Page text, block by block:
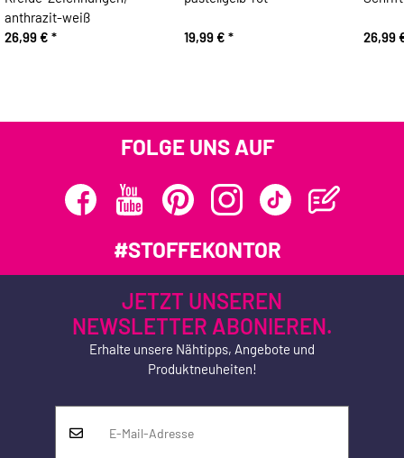
anthrazit-weiß
26,99 € * 19,99 € * 26,99
FOLGE UNS AUF
#STOFFEKONTOR
JETZT UNSEREN
NEWSLETTER ABONIEREN.
Erhalte unsere Nähtipps, Angebote und
Produktneuheiten!